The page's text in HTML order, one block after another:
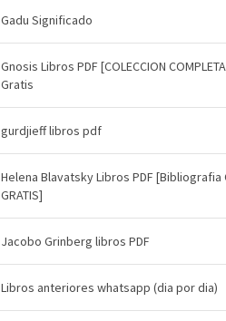
Gadu Significado
Gnosis Libros PDF [COLECCION
Gratis
gurdjieff libros pdf
Helena Blavatsky Libros PDF [Bibliografia
GRATIS]
Jacobo Grinberg libros PDF
Libros anteriores whatsapp (dia por dia)